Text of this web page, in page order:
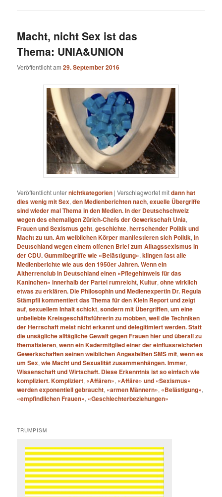
Macht, nicht Sex ist das
Thema: UNIA&UNION
Veröffentlicht am29. September 2016
Veröffentlicht unternichtkategorien |Verschlagwortet mitdann hat
dies wenig mit Sex,den Medienberichten nach,exuelle Übergriffe
sind wieder mal Thema in den Medien. In der Deutschschweiz
wegen des ehemaligen Zürich-Chefs der Gewerkschaft Unia,
Frauen und Sexismus geht,geschichte,herrschender Politik und
Macht zu tun. Am weiblichen Körper manifestieren sich Politik,in
Deutschland wegen einem offenen Brief zum Alltagssexismus in
der CDU. Gummibegriffe wie «Belästigung»,klingen fast alle
Medienberichte wie aus den 1950er Jahren. Wenn ein
Altherrenclub in Deutschland einen «Pflegehinweis für das
Kaninchen» innerhalb der Partei rumreicht,Kultur,ohne wirklich
etwas zu erklären. Die Philosophin und Medienexpertin Dr. Regula
Stämpfli kommentiert das Thema für den Klein Report und zeigt
auf,sexuellem Inhalt schickt,sondern mit Übergriffen,um eine
unbeliebte Kreisgeschäftsführerin zu mobben,weil die Techniken
der Herrschaft meist nicht erkannt und delegitimiert werden. Statt
die unsägliche alltägliche Gewalt gegen Frauen hier und überall zu
thematisieren,wenn ein Kadermitglied einer der einflussreichsten
Gewerkschaften seinen weiblichen Angestellten SMS mit,wenn es
um Sex,wie Macht und Sexualität zusammenhängen. Immer,
Wissenschaft und Wirtschaft. Diese Erkenntnis ist so einfach wie
kompliziert. Kompliziert, «Affären», «Affäre» und «Sexismus»
werden exponentiell gebraucht, «armen Männern», «Belästigung»,
«empfindlichen Frauen», «Geschlechterbeziehungen»
TRUMPISM